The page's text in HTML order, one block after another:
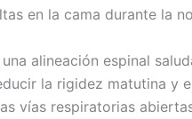
en la cama durante la
alineación espinal
la rigidez matutina y
vías respiratorias